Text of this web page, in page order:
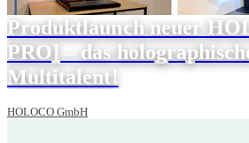
Produktlaunch neuer
PRO] – das
Multitalent!
HOLOCO GmbH